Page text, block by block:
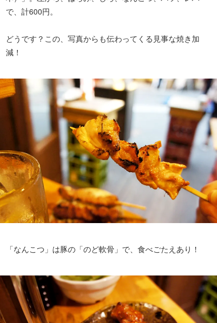
で、計600円。
どうです？この、写真からも伝わってくる見事な焼き加
減！
「なんこつ」は豚の「のど軟骨」で、食べごたえあり！